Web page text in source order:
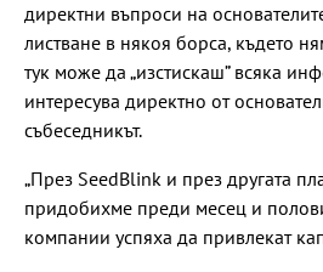
директни въпроси на
листване в някоя борса, където
тук може да „изстискаш” всяка
интересува директно от
събеседникът.
„През SeedBlink и през другата
придобихме преди месец и
компании успяха да привлекат